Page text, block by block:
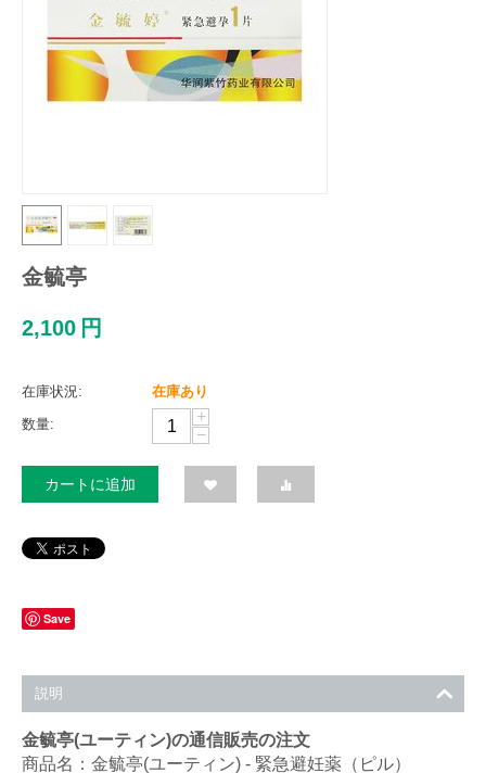
金毓亭
2,100 円
在庫状況:
在庫あり
数量:
+
−
カートに追加
Save
説明
金毓亭(ユーティン)の通信販売の注文
商品名：金毓亭(ユーティン) - 緊急避妊薬（ピル）